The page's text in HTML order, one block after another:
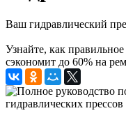
Ваш гидравлический
Узнайте, как
сэкономит до 60% на